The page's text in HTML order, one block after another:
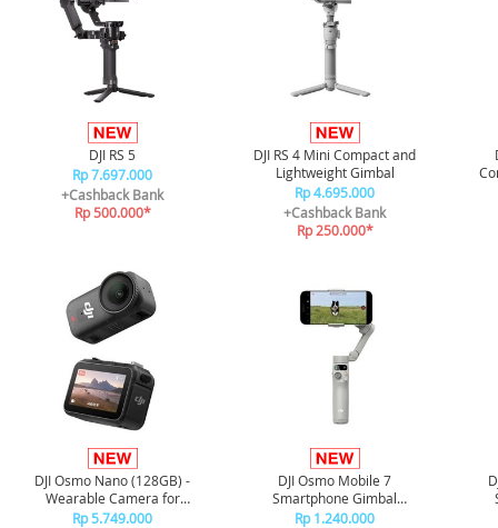
DJI RS 5
Rp 7.697.000
+Cashback Bank
Rp 500.000*
DJI RS 4 Mini Compact and
Lightweight Gimbal
Rp 4.695.000
+Cashback Bank
Rp 250.000*
DJI Osmo Nano (128GB) -
Wearable Camera for
Versatile Perspectives
Rp 5.749.000
DJI Osmo Mobile 7
Smartphone Gimbal
Stabilizer
Rp 1.240.000